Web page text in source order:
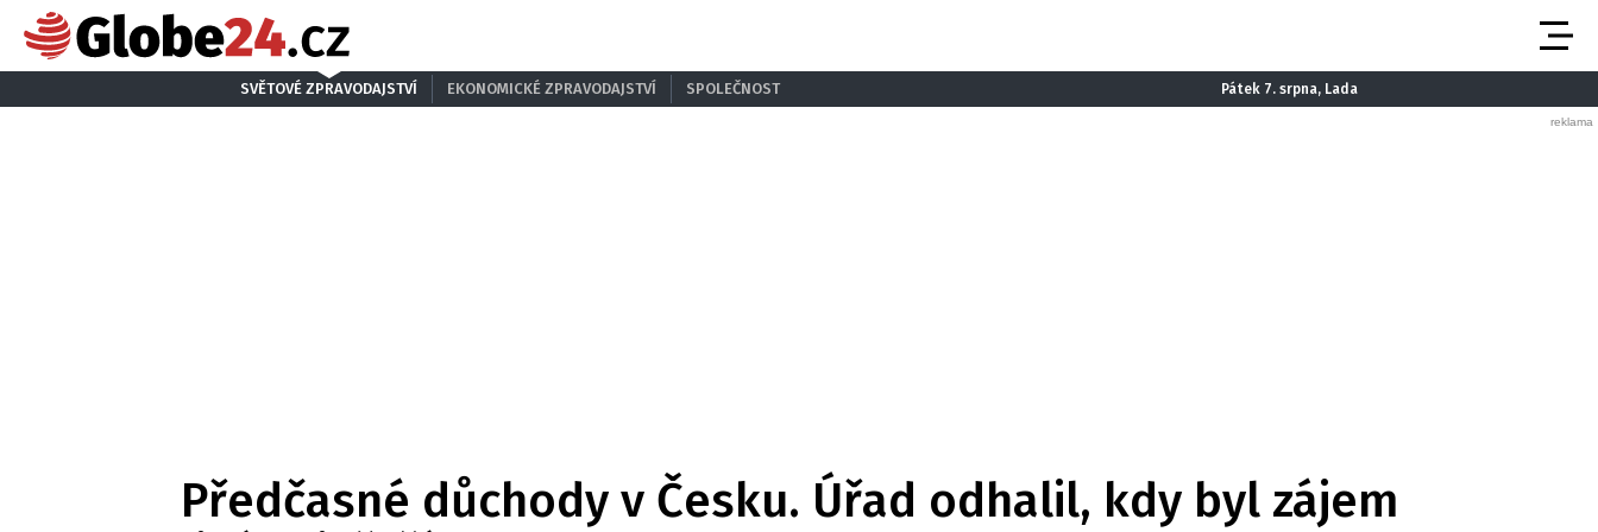
SVĚTOVÉ ZPRAVODAJSTVÍ EKONOMICKÉ ZPRAVODAJSTVÍ SPOLEČNOST Pátek 7. srpna, Lada
Předčasné důchody v Česku. Úřad odhalil, kdy byl zájem